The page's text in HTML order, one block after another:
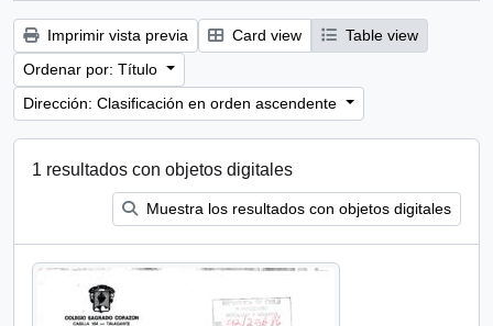
Imprimir vista previa Card view
Table view
Ordenar por: Título
Dirección: Clasificación en orden ascendente
1 resultados con objetos digitales
Muestra los resultados con objetos digitales